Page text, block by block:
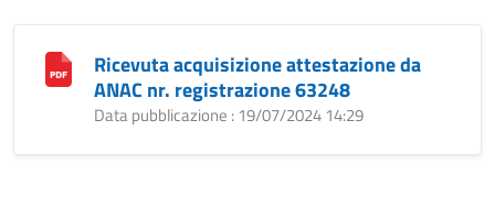
Ricevuta acquisizione attestazione da
ANAC nr. registrazione 63248
Data pubblicazione : 19/07/2024 14:29